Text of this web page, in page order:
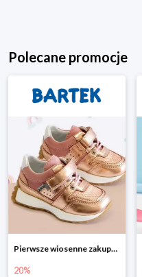
Polecane promocje
-30% na wszystko!!
30%